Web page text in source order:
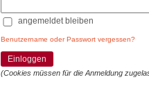
angemeldet bleiben
Benutzername oder Passwort vergessen?
Einloggen
(Cookies müssen für die Anmeldung